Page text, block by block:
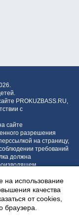
PROKUZBASS.RU,
с
сайте
разрешения
на страницу,
требований
должна
на использование
качества
от cookies,
браузера.